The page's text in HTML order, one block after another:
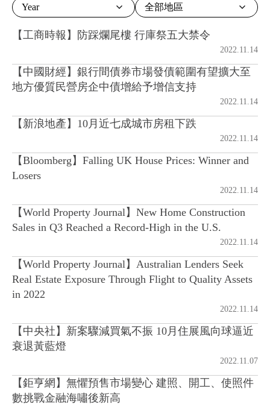
房地產年鑑
電子報
相關連結
【工商時報】防踩爛尾樓 行庫祭五大禁令
2022.11.14
【中國財經】銀行間債券市場發債範圍有望擴大至
地方優質民營房企中債增給予增信支持
2022.11.14
【新浪地產】10月近七成城市房租下跌
2022.11.14
【Bloomberg】Falling UK House Prices: Winner and
Losers
2022.11.14
【World Property Journal】New Home Construction
Sales in Q3 Reached a Record-High in the U.S.
2022.11.14
【World Property Journal】Australian Lenders Seek
Real Estate Exposure Through Flight to Quality Assets
in 2022
2022.11.14
【中央社】新案驟減買氣不振 10月住展風向球逼近
衰退黃藍燈
2022.11.07
【鉅亨網】無懼預售市場變心 建照、開工、使照件
數挑戰金融海嘯後新高